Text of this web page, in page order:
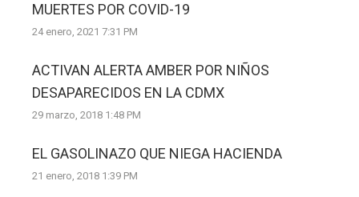
MUERTES POR COVID-19
24 enero, 2021 7:31 PM
ACTIVAN ALERTA AMBER POR NIÑOS
DESAPARECIDOS EN LA CDMX
29 marzo, 2018 1:48 PM
EL GASOLINAZO QUE NIEGA HACIENDA
21 enero, 2018 1:39 PM